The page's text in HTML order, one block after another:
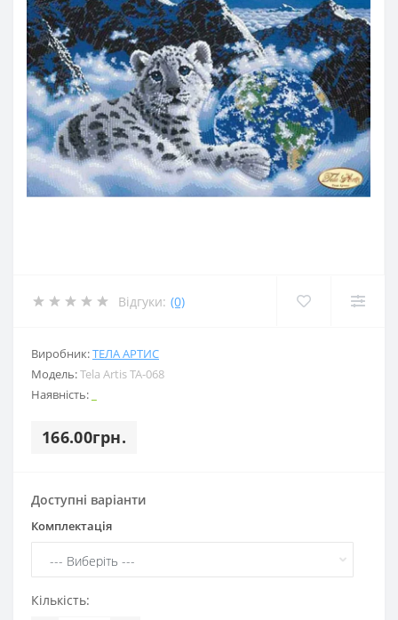
Відгуки: (0)
Виробник:ТЕЛА АРТИС
Модель:Tela Artis ТА-068
Наявність:
166.00грн.
Доступні варіанти
Комплектація
Кількість: